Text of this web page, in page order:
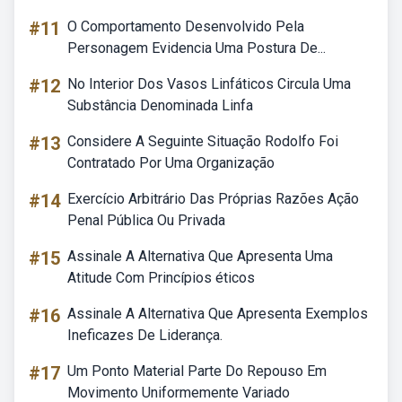
#11 O Comportamento Desenvolvido Pela
Personagem Evidencia Uma Postura De...
#12 No Interior Dos Vasos Linfáticos Circula Uma
Substância Denominada Linfa
#13 Considere A Seguinte Situação Rodolfo Foi
Contratado Por Uma Organização
#14 Exercício Arbitrário Das Próprias Razões Ação
Penal Pública Ou Privada
#15 Assinale A Alternativa Que Apresenta Uma
Atitude Com Princípios éticos
#16 Assinale A Alternativa Que Apresenta Exemplos
Ineficazes De Liderança.
#17 Um Ponto Material Parte Do Repouso Em
Movimento Uniformemente Variado